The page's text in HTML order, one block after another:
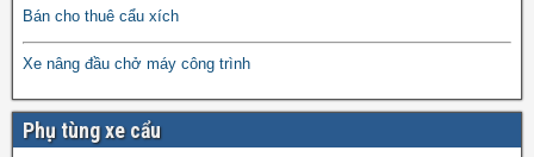
Bán cho thuê cẩu xích
Xe nâng đầu chở máy công trình
Phụ tùng xe cẩu